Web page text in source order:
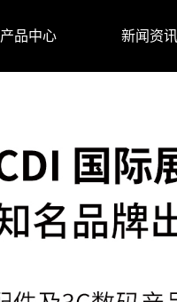
产品中心 新闻资讯
品牌出海
参展资讯